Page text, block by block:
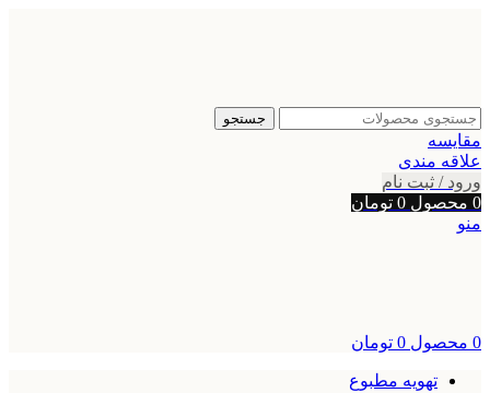
جستجو
مقایسه
علاقه مندی
ورود / ثبت نام
0 محصول 0 تومان
منو
0 محصول 0 تومان
تهویه مطبوع